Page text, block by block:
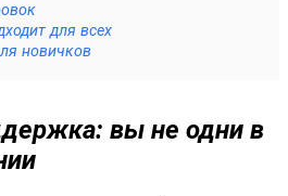
для всех
новичков
вы не одни в